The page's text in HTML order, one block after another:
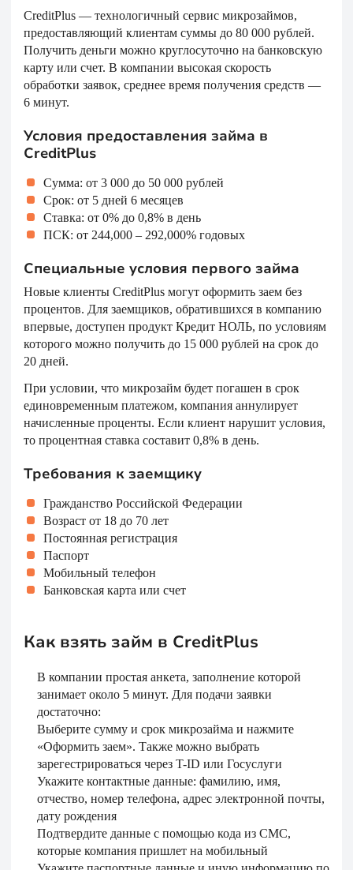
CreditPlus — технологичный сервис микрозаймов,
предоставляющий клиентам суммы до 80 000 рублей.
Получить деньги можно круглосуточно на банковскую
карту или счет. В компании высокая скорость
обработки заявок, среднее время получения средств —
6 минут.
Условия предоставления займа в
CreditPlus
Сумма: от 3 000 до 50 000 рублей
Срок: от 5 дней 6 месяцев
Ставка: от 0% до 0,8% в день
ПСК: от 244,000 ‒ 292,000% годовых
Специальные условия первого займа
Новые клиенты CreditPlus могут оформить заем без
процентов. Для заемщиков, обратившихся в компанию
впервые, доступен продукт Кредит НОЛЬ, по условиям
которого можно получить до 15 000 рублей на срок до
20 дней.
При условии, что микрозайм будет погашен в срок
единовременным платежом, компания аннулирует
начисленные проценты. Если клиент нарушит условия,
то процентная ставка составит 0,8% в день.
Требования к заемщику
Гражданство Российской Федерации
Возраст от 18 до 70 лет
Постоянная регистрация
Паспорт
Мобильный телефон
Банковская карта или счет
Как взять займ в CreditPlus
В компании простая анкета, заполнение которой
занимает около 5 минут. Для подачи заявки
достаточно:
Выберите сумму и срок микрозайма и нажмите
«Оформить заем». Также можно выбрать
зарегестрироваться через T-ID или Госуслуги
Укажите контактные данные: фамилию, имя,
отчество, номер телефона, адрес электронной почты,
дату рождения
Подтвердите данные с помощью кода из СМС,
которые компания пришлет на мобильный